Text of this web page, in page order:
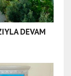
DEVAM